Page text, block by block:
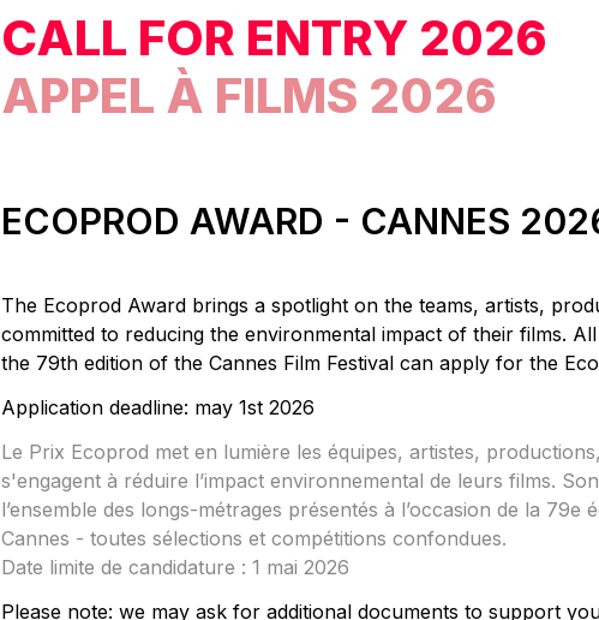
CALL FOR ENTRY 2026
APPEL À FILMS 2026
ECOPROD AWARD - CANNES
The Ecoprod Award brings a spotlight on the teams, artists,
committed to reducing the environmental impact of their films.
the 79th edition of the Cannes Film Festival can apply for the
Application deadline: may 1st 2026
Le Prix Ecoprod met en lumière les équipes, artistes, productions,
s'engagent à réduire l’impact environnemental de leurs films.
l’ensemble des longs-métrages
Date limite de candidature : 1 mai 2026